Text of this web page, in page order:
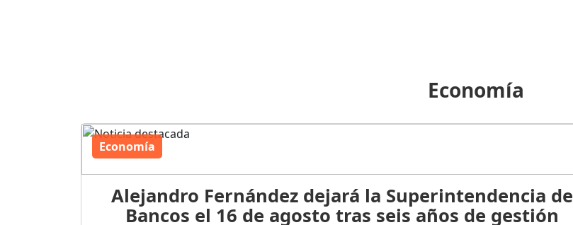
Economía
Economía
Alejandro Fernández dejará la Superintendencia de
Bancos el 16 de agosto tras seis años de gestión